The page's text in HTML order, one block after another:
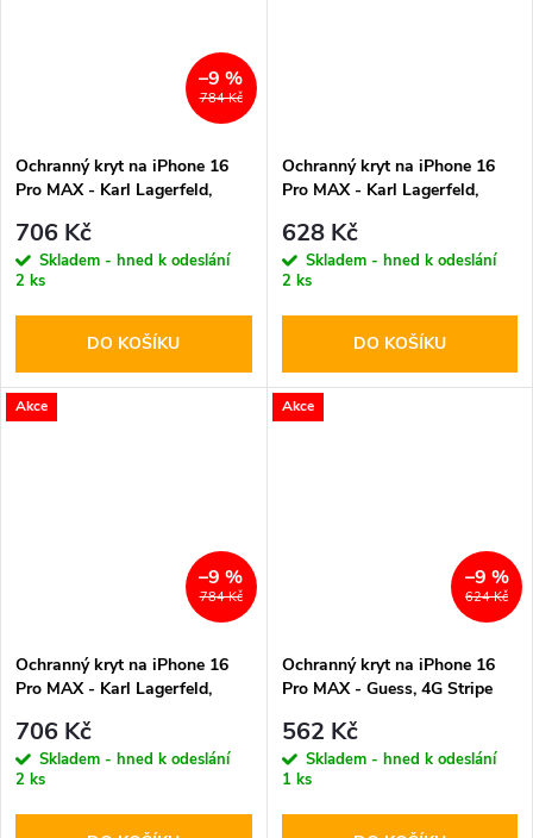
784 Kč
–9 %
Ochranný kryt na iPhone 16
Pro MAX - Karl Lagerfeld,
Black
706 Kč
Skladem - hned k odeslání
2 ks
DO KOŠÍKU
Ochranný kryt na iPhone 16
Pro MAX - Karl Lagerfeld,
MagSafe Black
628 Kč
Skladem - hned k odeslání
2 ks
DO KOŠÍKU
Akce
784 Kč
–9 %
Ochranný kryt na iPhone 16
Pro MAX - Karl Lagerfeld,
MagSafe Kaki
706 Kč
Skladem - hned k odeslání
2 ks
Akce
624 Kč
–9 %
Ochranný kryt na iPhone 16
Pro MAX - Guess, 4G Stripe
562 Kč
Skladem - hned k odeslání
1 ks